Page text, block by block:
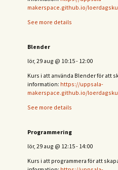
makerspace.github.io/
See more details
Blender
lör, 29 aug @ 10:15- 12:00
Kurs i att använda Blender för att
information: https://uppsala-
makerspace.github.io/
See more details
Programmering
lör, 29 aug @ 12:15- 14:00
Kurs i att programmera för att